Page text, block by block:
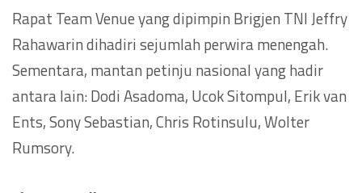
Rapat Team Venue yang dipimpin Brigjen TNI Jeffry
Rahawarin dihadiri sejumlah perwira menengah.
Sementara, mantan petinju nasional yang hadir
antara lain: Dodi Asadoma, Ucok Sitompul, Erik van
Ents, Sony Sebastian, Chris Rotinsulu, Wolter
Rumsory.